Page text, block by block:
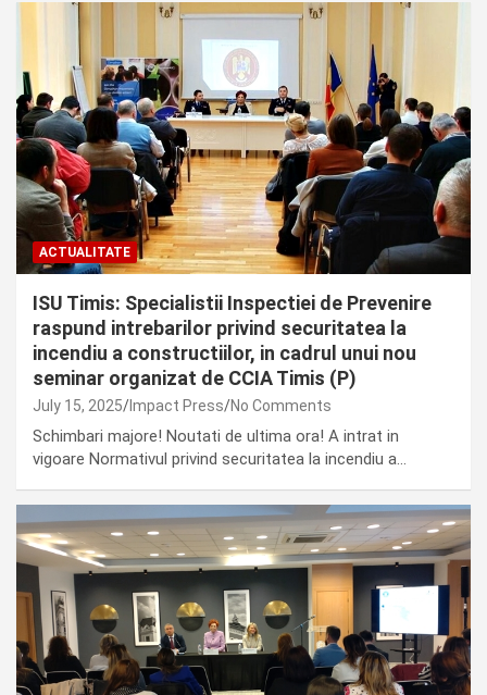
ACTUALITATE
ISU Timis: Specialistii Inspectiei de Prevenire
raspund intrebarilor privind securitatea la
incendiu a constructiilor, in cadrul unui nou
seminar organizat de CCIA Timis (P)
July 15, 2025 Impact Press No Comments
Schimbari majore! Noutati de ultima ora! A intrat in
vigoare Normativul privind securitatea la incendiu a…